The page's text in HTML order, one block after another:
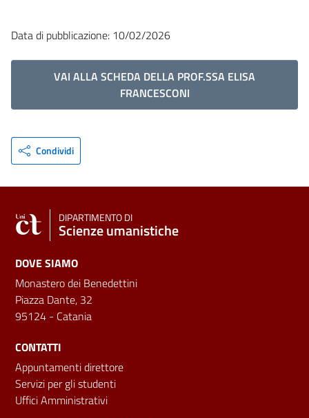
Data di pubblicazione: 10/02/2026
VAI ALLA SCHEDA DELLA PROF.SSA ELISA
FRANCESCONI
Condividi
DIPARTIMENTO DI
Scienze umanistiche
DOVE SIAMO
Monastero dei Benedettini
Piazza Dante, 32
95124 - Catania
CONTATTI
Appuntamenti direttore
Servizi per gli studenti
Uffici Amministrativi